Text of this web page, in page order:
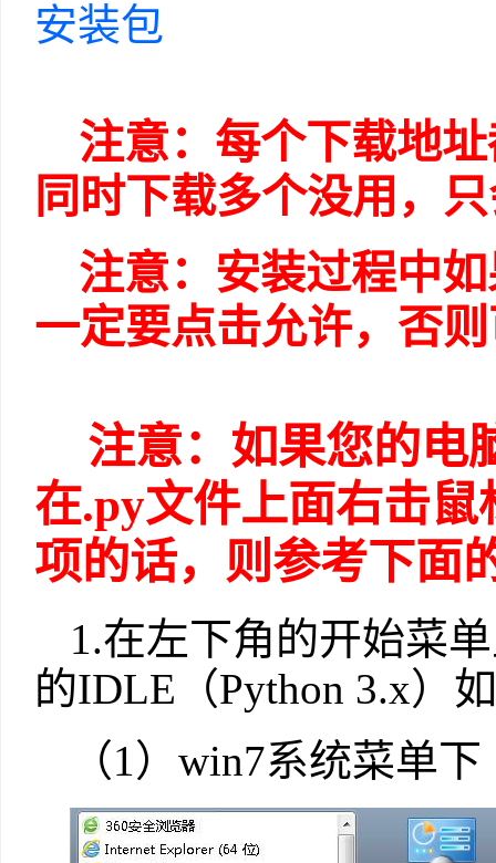
安装包
注意：每个下载地
同时下载多个没用，
注意：安装过程中
一定要点击允许，否
注意：如果您的电
在.py文件上面右击
项的话，则参考下面
1.在左下角的开始菜
的IDLE（Python 3.x）
（1）win7系统菜单下